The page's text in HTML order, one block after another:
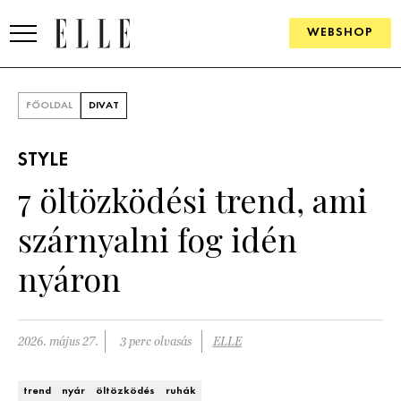
WEBSHOP
SZÉPSÉG
PSZICHÉ
ÉLETMÓD
PÁRKAPCSOLAT
FŐOLDAL DIVAT
STYLE
7 öltözködési trend, ami
szárnyalni fog idén
nyáron
2026. május 27. 3 perc olvasás ELLE
trend nyár öltözködés ruhák